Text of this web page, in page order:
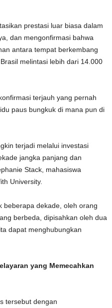
prestasi luar biasa dalam
dan mengonfirmasi bahwa
antara tempat berkembang
melintasi lebih dari 14.000
terjauh yang pernah
paus bungkuk di mana pun di
terjadi melalui investasi
jangka panjang dan
Stack, mahasiswa
University.
beberapa dekade, oleh orang
berbeda, dipisahkan oleh dua
dapat menghubungkan
yang Memecahkan
tersebut dengan